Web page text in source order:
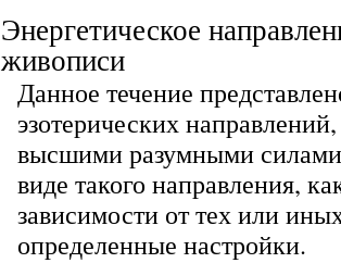
Энергетическое
живописи
Данное течение
эзотерических
высшими разумными
виде такого направления,
зависимости от тех или
определенные настройки.